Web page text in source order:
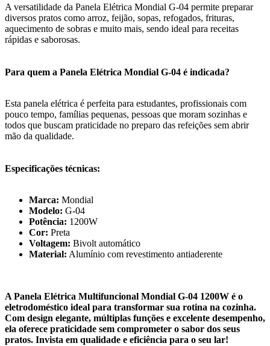
A versatilidade da Panela Elétrica Mondial G-04 permite preparar
diversos pratos como arroz, feijão, sopas, refogados, frituras,
aquecimento de sobras e muito mais, sendo ideal para receitas
rápidas e saborosas.
Para quem a Panela Elétrica Mondial G-04 é indicada?
Esta panela elétrica é perfeita para estudantes, profissionais com
pouco tempo, famílias pequenas, pessoas que moram sozinhas e
todos que buscam praticidade no preparo das refeições sem abrir
mão da qualidade.
Especificações técnicas:
Marca: Mondial
Modelo: G-04
Potência: 1200W
Cor: Preta
Voltagem: Bivolt automático
Material: Alumínio com revestimento antiaderente
A Panela Elétrica Multifuncional Mondial G-04 1200W é o
eletrodoméstico ideal para transformar sua rotina na cozinha.
Com design elegante, múltiplas funções e excelente desempenho,
ela oferece praticidade sem comprometer o sabor dos seus
pratos. Invista em qualidade e eficiência para o seu lar!